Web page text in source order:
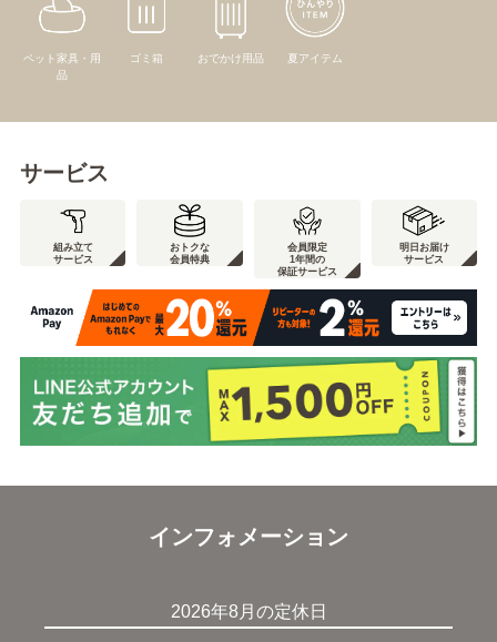
ペット家具・用
品
ゴミ箱 おでかけ用品 夏アイテム
サービス
組み立て
サービス
おトクな
会員特典
会員限定
1年間の
保証サービス
明日お届け
サービス
インフォメーション
2026年8月の定休日